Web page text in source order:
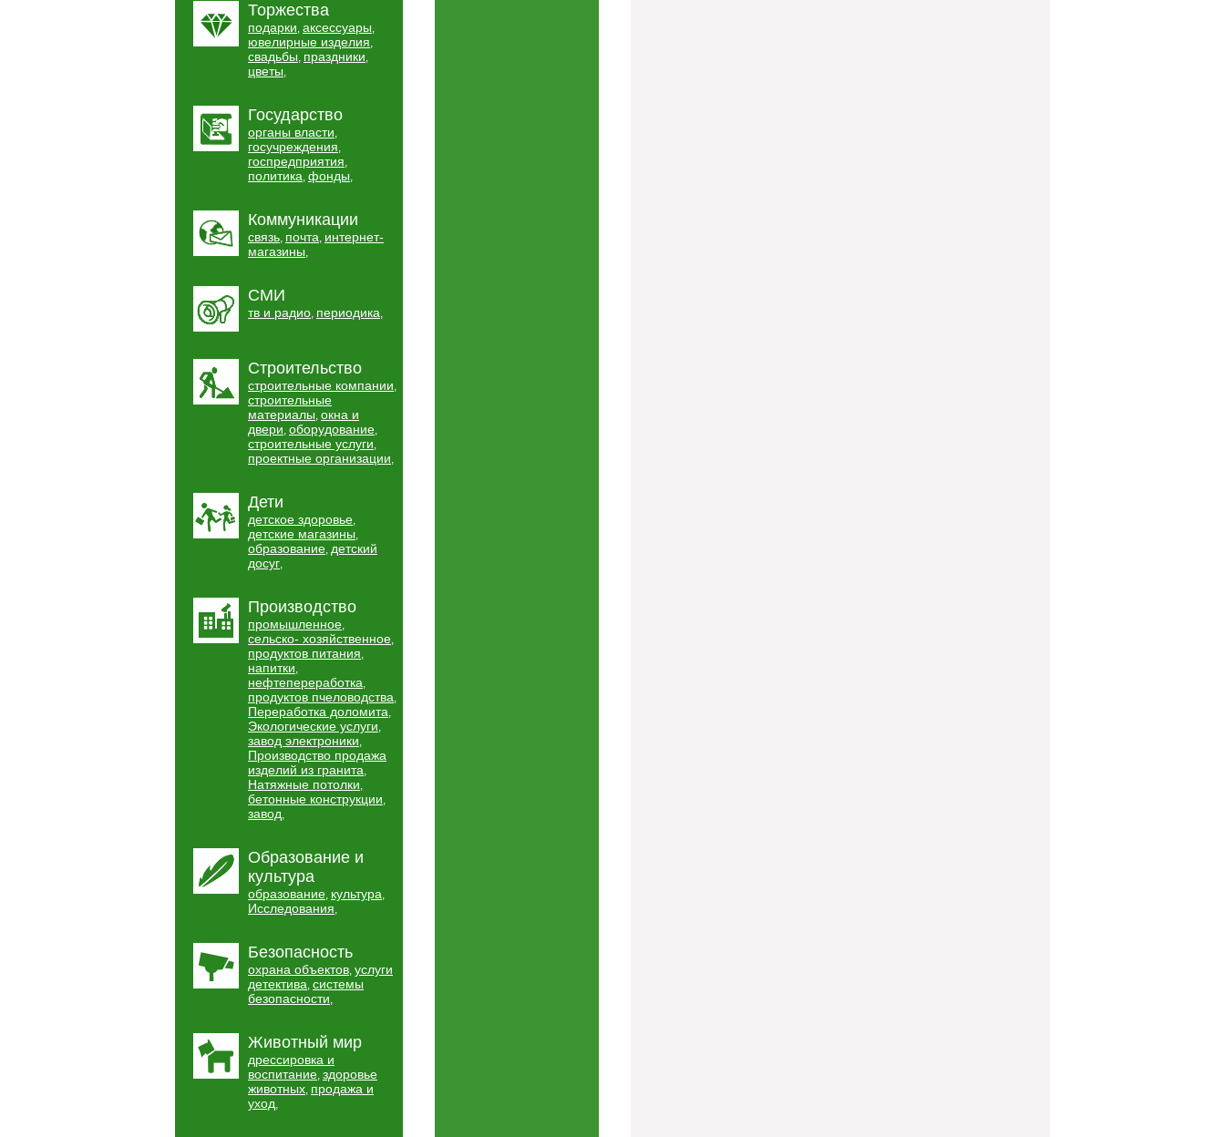
Торжества
подарки, аксессуары,
ювелирные изделия,
свадьбы, праздники,
цветы,
Государство
органы власти,
госучреждения,
госпредприятия,
политика, фонды,
Коммуникации
связь, почта, интернет-
магазины,
СМИ
тв и радио, периодика,
Строительство
строительные компании,
строительные
материалы, окна и
двери, оборудование,
строительные услуги,
проектные организации,
Дети
детское здоровье,
детские магазины,
образование, детский
досуг,
Производство
промышленное,
сельско- хозяйственное,
продуктов питания,
напитки,
нефтепереработка,
продуктов пчеловодства,
Переработка доломита,
Экологические услуги,
завод электроники,
Производство продажа
изделий из гранита,
Натяжные потолки,
бетонные конструкции,
завод,
Образование и
культура
образование, культура,
Исследования,
Безопасность
охрана объектов, услуги
детектива, системы
безопасности,
Животный мир
дрессировка и
воспитание, здоровье
животных, продажа и
уход,